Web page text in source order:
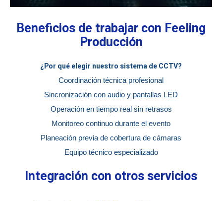
Beneficios de trabajar con Feeling
Producción
¿Por qué elegir nuestro sistema de CCTV?
Coordinación técnica profesional
Sincronización con audio y pantallas LED
Operación en tiempo real sin retrasos
Monitoreo continuo durante el evento
Planeación previa de cobertura de cámaras
Equipo técnico especializado
Integración con otros servicios